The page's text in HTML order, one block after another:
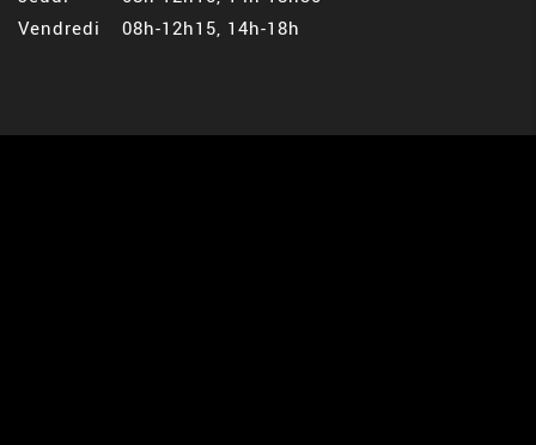
Vendredi
08h-12h15, 14h-18h